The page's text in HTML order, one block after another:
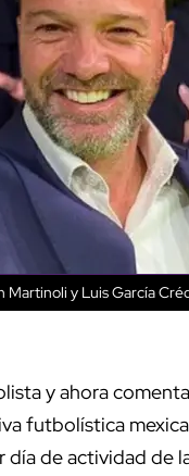
Martinoli y Luis García
y ahora
futbolística
día de actividad de